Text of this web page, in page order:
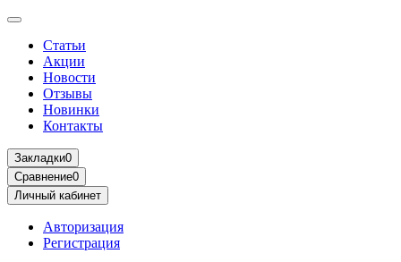
Статьи
Акции
Новости
Отзывы
Новинки
Контакты
Закладки0
Сравнение0
Личный кабинет
Авторизация
Регистрация